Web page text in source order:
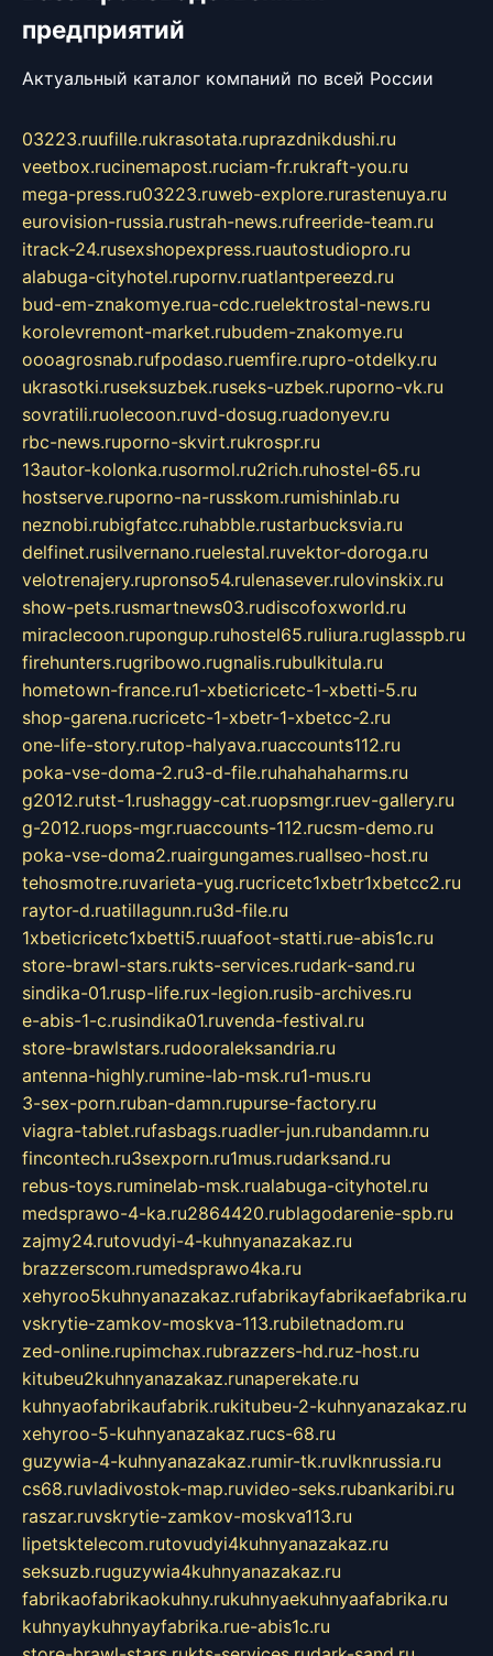
предприятий
Актуальный каталог компаний по всей России
03223.ruufille.rukrasotata.ruprazdnikdushi.ru
veetbox.rucinemapost.ruciam-fr.rukraft-you.ru
mega-press.ru03223.ruweb-explore.rurastenuya.ru
eurovision-russia.rustrah-news.rufreeride-team.ru
itrack-24.rusexshopexpress.ruautostudiopro.ru
alabuga-cityhotel.rupornv.ruatlantpereezd.ru
bud-em-znakomye.rua-cdc.ruelektrostal-news.ru
korolevremont-market.rubudem-znakomye.ru
oooagrosnab.rufpodaso.ruemfire.rupro-otdelky.ru
ukrasotki.ruseksuzbek.ruseks-uzbek.ruporno-vk.ru
sovratili.ruolecoon.ruvd-dosug.ruadonyev.ru
rbc-news.ruporno-skvirt.rukrospr.ru
13autor-kolonka.rusormol.ru2rich.ruhostel-65.ru
hostserve.ruporno-na-russkom.rumishinlab.ru
neznobi.rubigfatcc.ruhabble.rustarbucksvia.ru
delfinet.rusilvernano.ruelestal.ruvektor-doroga.ru
velotrenajery.rupronso54.rulenasever.rulovinskix.ru
show-pets.rusmartnews03.rudiscofoxworld.ru
miraclecoon.rupongup.ruhostel65.ruliura.ruglasspb.ru
firehunters.rugribowo.rugnalis.rubulkitula.ru
hometown-france.ru1-xbeticricetc-1-xbetti-5.ru
shop-garena.rucricetc-1-xbetr-1-xbetcc-2.ru
one-life-story.rutop-halyava.ruaccounts112.ru
poka-vse-doma-2.ru3-d-file.ruhahahaharms.ru
g2012.rutst-1.rushaggy-cat.ruopsmgr.ruev-gallery.ru
g-2012.ruops-mgr.ruaccounts-112.rucsm-demo.ru
poka-vse-doma2.ruairgungames.ruallseo-host.ru
tehosmotre.ruvarieta-yug.rucricetc1xbetr1xbetcc2.ru
raytor-d.ruatillagunn.ru3d-file.ru
1xbeticricetc1xbetti5.ruuafoot-statti.rue-abis1c.ru
store-brawl-stars.rukts-services.rudark-sand.ru
sindika-01.rusp-life.rux-legion.rusib-archives.ru
e-abis-1-c.rusindika01.ruvenda-festival.ru
store-brawlstars.rudooraleksandria.ru
antenna-highly.rumine-lab-msk.ru1-mus.ru
3-sex-porn.ruban-damn.rupurse-factory.ru
viagra-tablet.rufasbags.ruadler-jun.rubandamn.ru
fincontech.ru3sexporn.ru1mus.rudarksand.ru
rebus-toys.ruminelab-msk.rualabuga-cityhotel.ru
medsprawo-4-ka.ru2864420.rublagodarenie-spb.ru
zajmy24.rutovudyi-4-kuhnyanazakaz.ru
brazzerscom.rumedsprawo4ka.ru
xehyroo5kuhnyanazakaz.rufabrikayfabrikaefabrika.ru
vskrytie-zamkov-moskva-113.rubiletnadom.ru
zed-online.rupimchax.rubrazzers-hd.ruz-host.ru
kitubeu2kuhnyanazakaz.runaperekate.ru
kuhnyaofabrikaufabrik.rukitubeu-2-kuhnyanazakaz.ru
xehyroo-5-kuhnyanazakaz.rucs-68.ru
guzywia-4-kuhnyanazakaz.rumir-tk.ruvlknrussia.ru
cs68.ruvladivostok-map.ruvideo-seks.rubankaribi.ru
raszar.ruvskrytie-zamkov-moskva113.ru
lipetsktelecom.rutovudyi4kuhnyanazakaz.ru
seksuzb.ruguzywia4kuhnyanazakaz.ru
fabrikaofabrikaokuhny.rukuhnyaekuhnyaafabrika.ru
kuhnyaykuhnyayfabrika.rue-abis1c.ru